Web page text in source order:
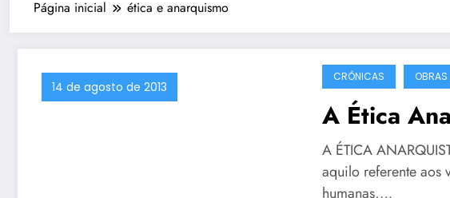
Página inicial ética e anarquismo
14 de agosto de 2013
CRÔNICAS OBRAS
A Ética
A ÉTICA
aquilo referente aos
humanas,…